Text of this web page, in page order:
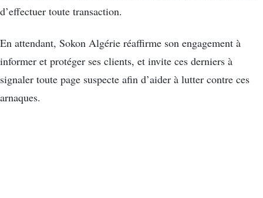
d’effectuer toute transaction.
En attendant, Sokon Algérie réaffirme son engagement à
informer et protéger ses clients, et invite ces derniers à
signaler toute page suspecte afin d’aider à lutter contre ces
arnaques.